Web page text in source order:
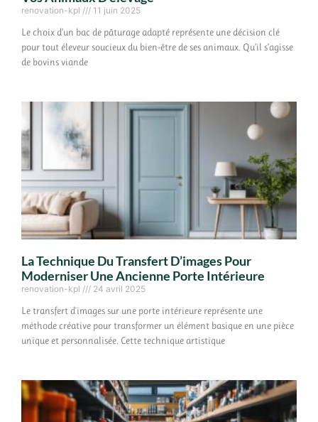
renovation-kpl 11 juin 2025
Le choix d’un bac de pâturage adapté représente une décision clé
pour tout éleveur soucieux du bien-être de ses animaux. Qu’il s’agisse
de bovins viande
La Technique Du Transfert D’images Pour
Moderniser Une Ancienne Porte Intérieure
renovation-kpl 24 avril 2025
Le transfert d'images sur une porte intérieure représente une
méthode créative pour transformer un élément basique en une pièce
unique et personnalisée. Cette technique artistique